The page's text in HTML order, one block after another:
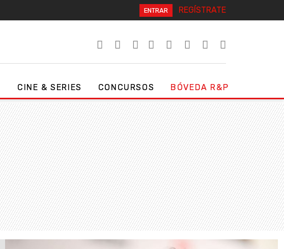
ENTRAR REGÍSTRATE
CINE & SERIES CONCURSOS BÓVEDA R&P